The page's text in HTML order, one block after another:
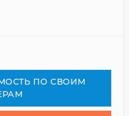
ПО СВОИМ